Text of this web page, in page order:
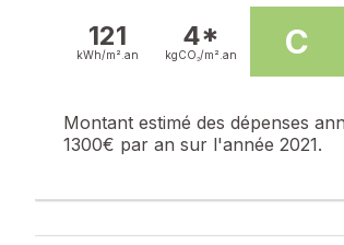
121
kWh/m². an
4*
kgCO₂/m². an C
Montant estimé des dépenses
1300€ par an sur l'année 2021.